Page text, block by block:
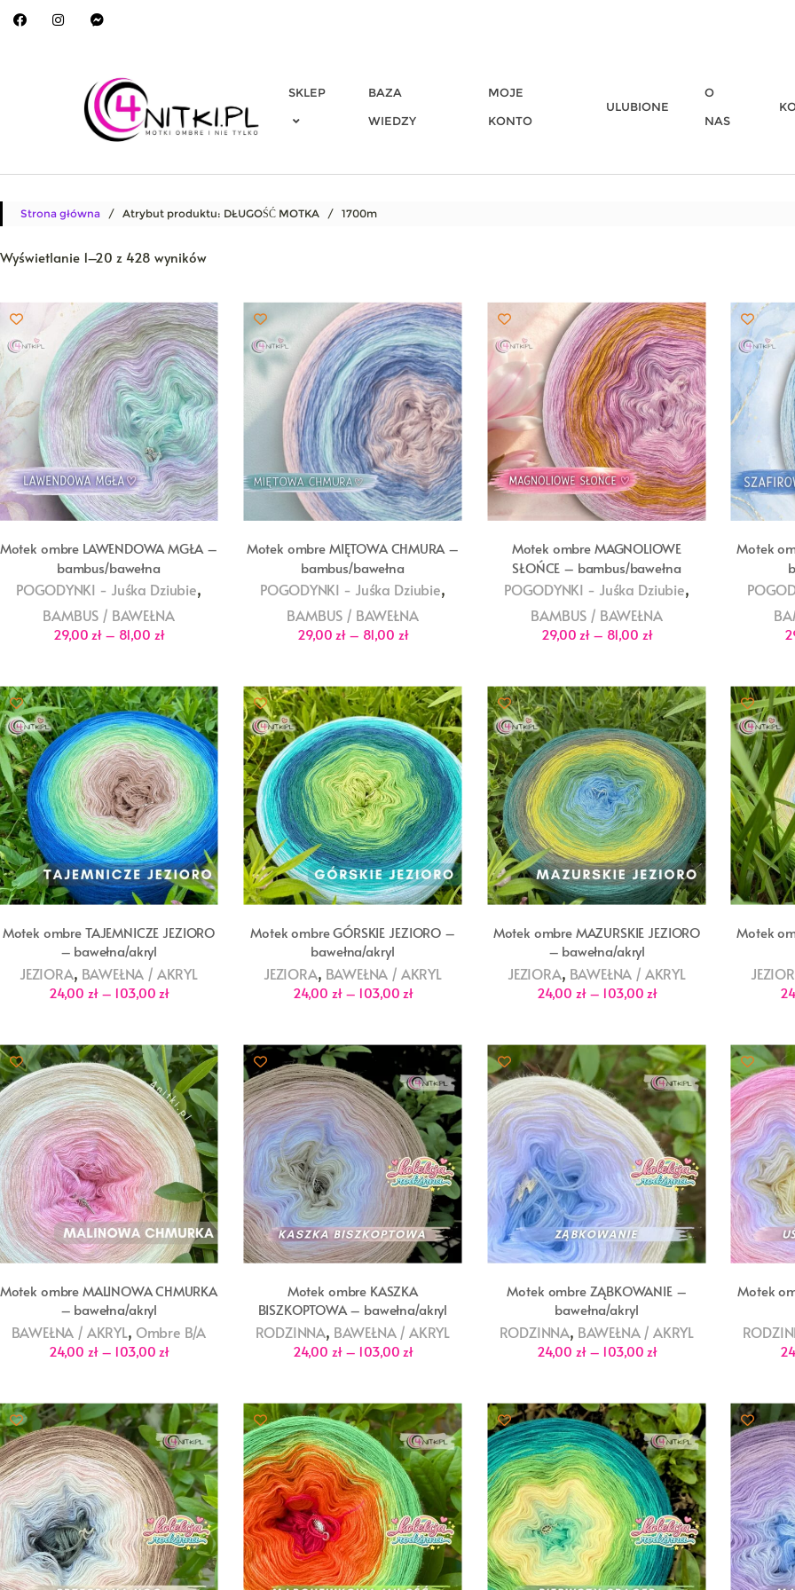
SKLEP
BAZA
WIEDZY
MOJE
KONTO
ULUBIONE
O
NAS
Strona główna / Atrybut produktu: DŁUGOŚĆ MOTKA / 1700m
Wyświetlanie 1–20 z 428 wynikówPosortowane
Motek ombre LAWENDOWA MGŁA –
bambus/bawełna
POGODYNKI - Juśka Dziubie,
BAMBUS / BAWEŁNA
29,00 zł – 81,00 złZakres
cen:
do
81,00 zł
Motek ombre MIĘTOWA CHMURA –
bambus/bawełna
POGODYNKI - Juśka Dziubie,
BAMBUS / BAWEŁNA
29,00 zł – 81,00 złZakres
cen:
do
81,00 zł
Motek ombre MAGNOLIOWE
SŁOŃCE – bambus/bawełna
POGODYNKI - Juśka Dziubie,
BAMBUS / BAWEŁNA
29,00 zł – 81,00 złZakres
cen:
do
81,00 zł
Motek
Motek ombre TAJEMNICZE JEZIORO
– bawełna/akryl
JEZIORA, BAWEŁNA / AKRYL
24,00 zł – 103,00 złZakres
do
103,00 zł
Motek ombre GÓRSKIE JEZIORO –
bawełna/akryl
JEZIORA, BAWEŁNA / AKRYL
24,00 zł – 103,00 złZakres
do
103,00 zł
Motek ombre MAZURSKIE JEZIORO
– bawełna/akryl
JEZIORA, BAWEŁNA / AKRYL
24,00 zł – 103,00 złZakres
do
103,00 zł
Motek
Motek ombre MALINOWA CHMURKA
– bawełna/akryl
BAWEŁNA / AKRYL, Ombre B/A
24,00 zł – 103,00 złZakres
do
103,00 zł
Motek ombre KASZKA
BISZKOPTOWA – bawełna/akryl
RODZINNA, BAWEŁNA / AKRYL
24,00 zł – 103,00 złZakres
do
103,00 zł
Motek ombre ZĄBKOWANIE –
bawełna/akryl
RODZINNA, BAWEŁNA / AKRYL
24,00 zł – 103,00 złZakres
do
103,00 zł
Motek